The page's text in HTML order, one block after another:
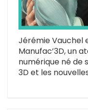
Jérémie Vauchel
Manufac’3D, un
numérique né de
3D et les